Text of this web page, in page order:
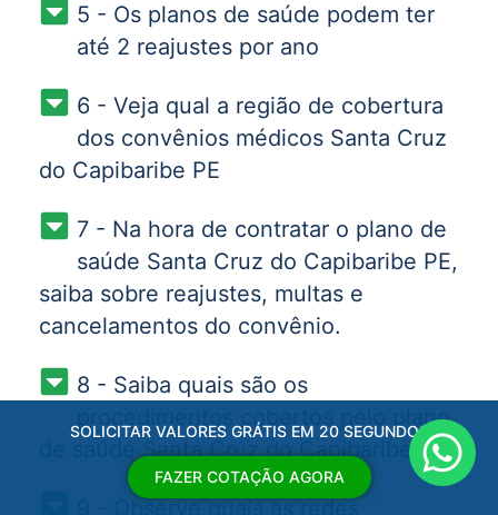
5 - Os planos de saúde podem ter
até 2 reajustes por ano
6 - Veja qual a região de cobertura
dos convênios médicos Santa Cruz
do Capibaribe PE
7 - Na hora de contratar o plano de
saúde Santa Cruz do Capibaribe PE,
saiba sobre reajustes, multas e
cancelamentos do convênio.
8 - Saiba quais são os
procedimentos cobertos pelo plano
de saúde Santa Cruz do Capibaribe PE
9 - Observe quais as redes
SOLICITAR VALORES GRÁTIS EM 20 SEGUNDOS
FAZER COTAÇÃO AGORA